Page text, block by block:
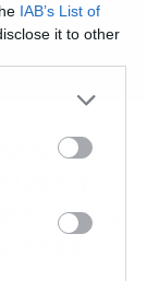
IAB’s List of
it to other
η
για
χειρός